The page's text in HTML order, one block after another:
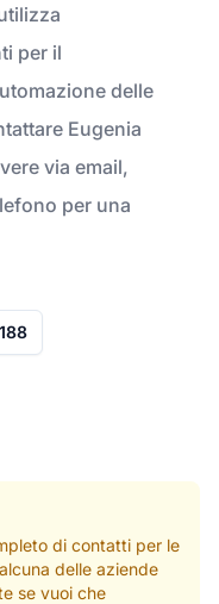
per il
delle
Eugenia
via email,
per una
di contatti per le
delle aziende
se vuoi che